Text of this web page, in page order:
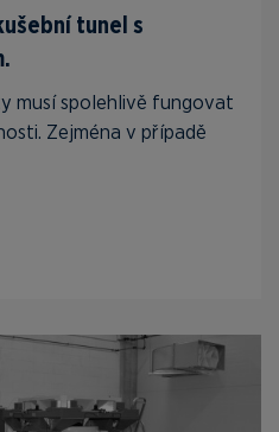
tunel s
musí spolehlivě fungovat
Zejména v případě